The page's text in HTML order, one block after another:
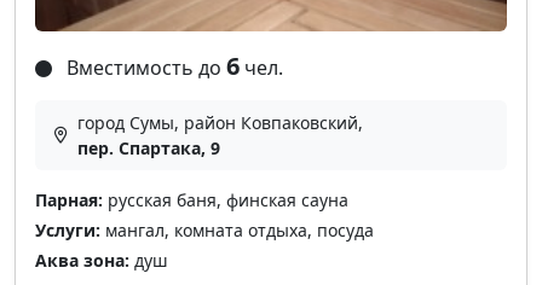
Вместимость до 6 чел.
город Сумы, район Ковпаковский,
пер. Спартака, 9
Парная: русская баня, финская сауна
Услуги: мангал, комната отдыха, посуда
Аква зона: душ